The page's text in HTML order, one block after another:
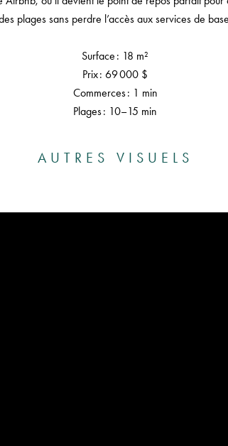
plages sans perdre l’accès aux services de
Surface : 18 m²
Prix : 69 000 $
Commerces : 1 min
Plages : 10–15 min
AUTRES VISUELS